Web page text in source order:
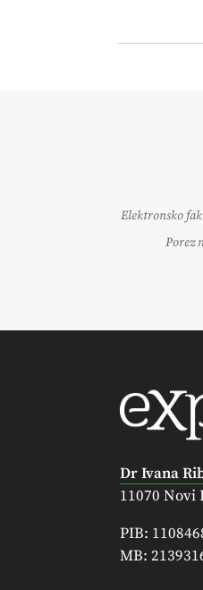
Elektronsko
Porez
Dr Ivana
11070 Novi
PIB:
MB: